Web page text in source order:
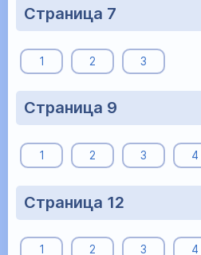
Страница 7
1 2 3
Страница 9
1 2 3 4
Страница 12
1 2 3 4